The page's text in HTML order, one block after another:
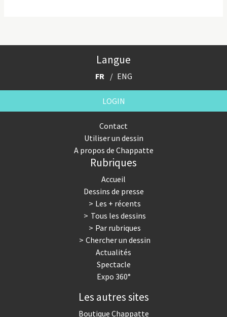
Langue
FR ENG
LOGIN
Contact
Utiliser un dessin
A propos de Chappatte
Rubriques
Accueil
Dessins de presse
Les + récents
Tous les dessins
Par rubriques
Chercher un dessin
Actualités
Spectacle
Expo 360°
Les autres sites
Boutique Chappatte